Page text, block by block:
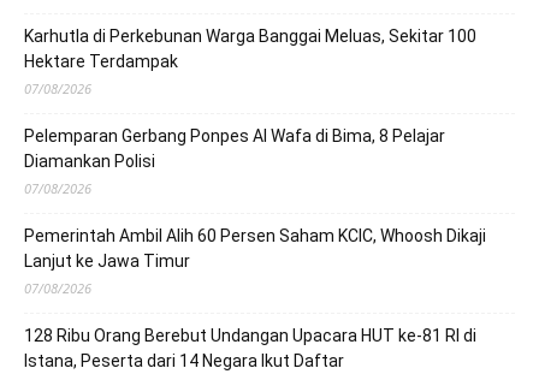
Karhutla di Perkebunan Warga Banggai Meluas, Sekitar 100
Hektare Terdampak
07/08/2026
Pelemparan Gerbang Ponpes Al Wafa di Bima, 8 Pelajar
Diamankan Polisi
07/08/2026
Pemerintah Ambil Alih 60 Persen Saham KCIC, Whoosh Dikaji
Lanjut ke Jawa Timur
07/08/2026
128 Ribu Orang Berebut Undangan Upacara HUT ke-81 RI di
Istana, Peserta dari 14 Negara Ikut Daftar